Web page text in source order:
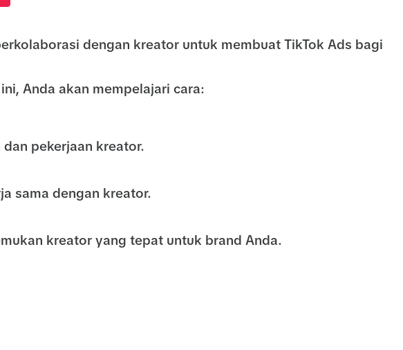
dengan kreator untuk membuat TikTok Ads bagi
Anda akan mempelajari cara:
dan pekerjaan kreator.
sama dengan kreator.
kreator yang tepat untuk brand Anda.